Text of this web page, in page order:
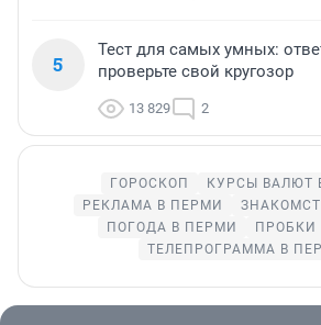
5
Тест для самых умных:
проверьте свой кругозор
13 829 2
ГОРОСКОП
КУРСЫ ВАЛЮТ
РЕКЛАМА В ПЕРМИ
ПОГОДА В ПЕРМИ
ПРОБКИ
ТЕЛЕПРОГРАММА В